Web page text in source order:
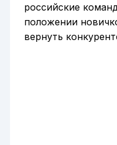
российские
положении
вернуть